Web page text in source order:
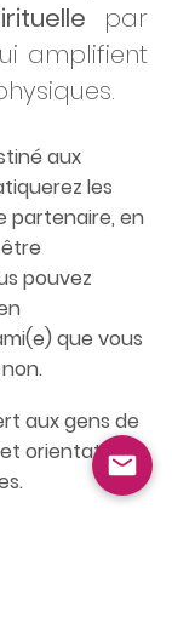
par
amplifient
aux
les
partenaire, en
pouvez
que vous
aux gens de
orientations